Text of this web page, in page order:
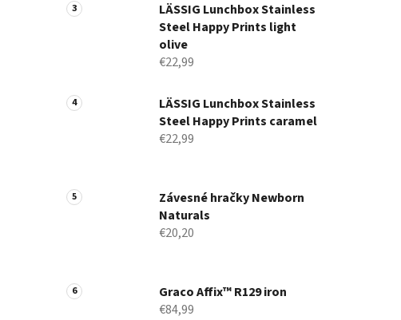
LÄSSIG Lunchbox Stainless
Steel Happy Prints light
olive
€22,99
LÄSSIG Lunchbox Stainless
Steel Happy Prints caramel
€22,99
Závesné hračky Newborn
Naturals
€20,20
Graco Affix™ R129 iron
€84,99